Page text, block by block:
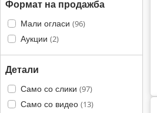
Формат на продажба
Мали огласи (96)
Аукции (2)
Детали
Само со слики (97)
Само со видео (13)